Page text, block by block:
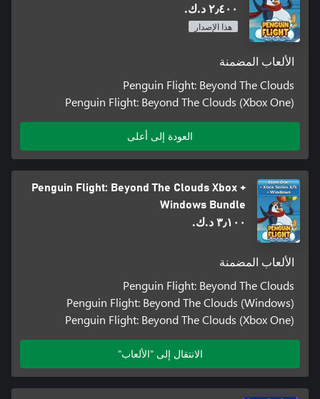
٢٫٤٠٠ د.ك.‏
هذا الإصدار
الألعاب المضمنة
Penguin Flight: Beyond The Clouds
Penguin Flight: Beyond The Clouds (Xbox One)
العودة إلى أعلى
Penguin Flight: Beyond The Clouds Xbox +
Windows Bundle
٣٫١٠٠ د.ك.‏
الألعاب المضمنة
Penguin Flight: Beyond The Clouds
Penguin Flight: Beyond The Clouds (Windows)
Penguin Flight: Beyond The Clouds (Xbox One)
الانتقال إلى "الألعاب"